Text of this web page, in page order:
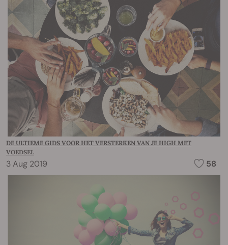
DE ULTIEME GIDS VOOR HET VERSTERKEN VAN JE HIGH MET
VOEDSEL
3 Aug 2019 58